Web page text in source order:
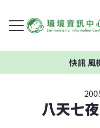
快訊風機離
八天七